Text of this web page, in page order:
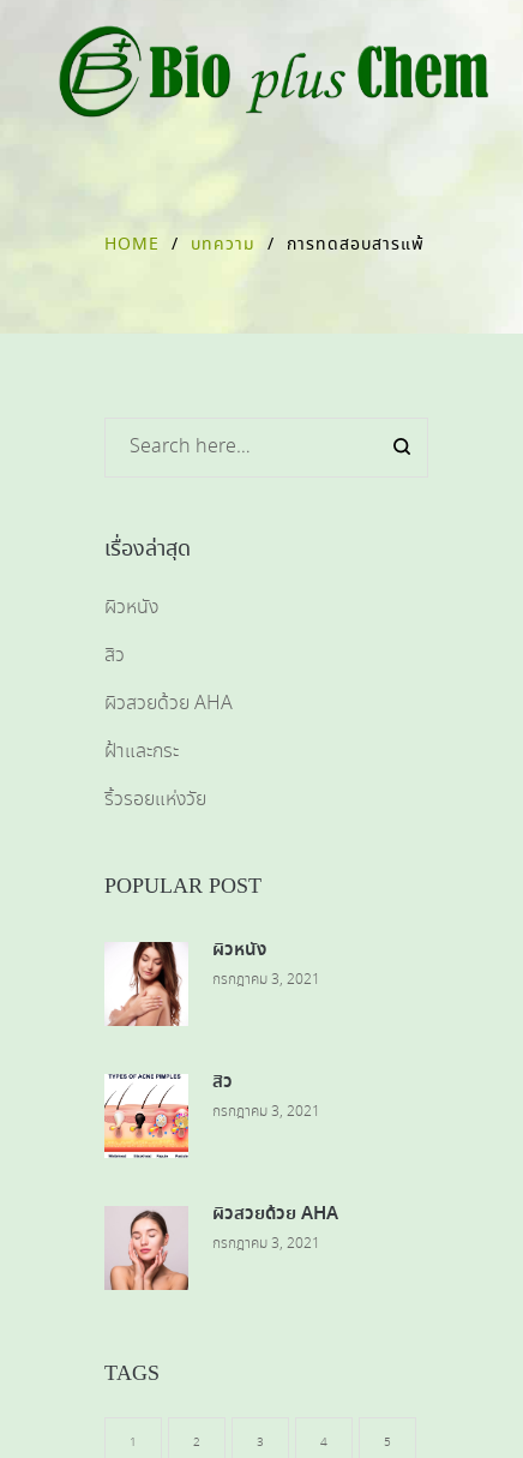
HOME / บทความ / การทดสอบสารแพ้
เรื่องล่าสุด
ผิวหนัง
สิว
ผิวสวยด้วย AHA
ฝ้าและกระ
ริ้วรอยแห่งวัย
POPULAR POST
ผิวหนัง
กรกฎาคม 3, 2021
สิว
กรกฎาคม 3, 2021
ผิวสวยด้วย AHA
กรกฎาคม 3, 2021
TAGS
1 2 3 4 5